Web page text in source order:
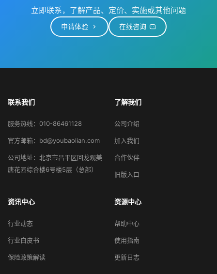
立即联系，了解产品、定价、实施或其他问题
申请体验 在线咨询
联系我们
服务热线：010-86461128
官方邮箱：bd@youbaolian.com
公司地址：北京市昌平区回龙观美
唐花园综合楼6号楼5层（总部）
了解我们
公司介绍
加入我们
合作伙伴
旧版入口
资讯中心
行业动态
行业白皮书
保险政策解读
资源中心
帮助中心
使用指南
更新日志